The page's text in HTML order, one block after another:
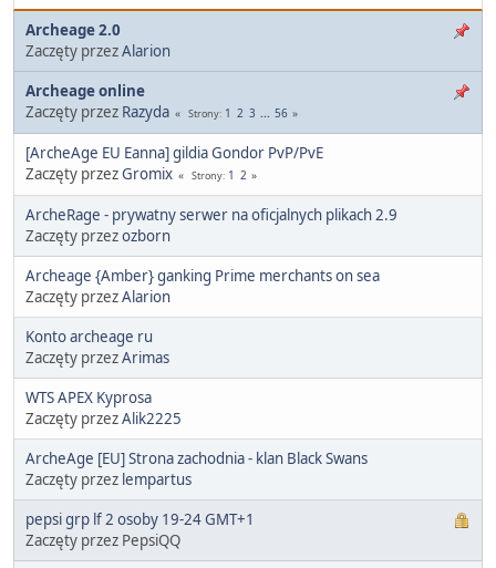
Archeage 2.0
Zaczęty przezAlarion
Archeage online
Zaczęty przez Razyda Strony 1 2 3 ... 56
[ArcheAge EU Eanna] gildia Gondor PvP/PvE
Zaczęty przezGromix Strony 1 2
ArcheRage - prywatny serwer na oficjalnych plikach 2.9
Zaczęty przezozborn
Archeage {Amber} ganking Prime merchants on sea
Zaczęty przezAlarion
Konto archeage ru
Zaczęty przezArimas
WTS APEX Kyprosa
Zaczęty przezAlik2225
ArcheAge [EU] Strona zachodnia - klan Black Swans
Zaczęty przez lempartus
pepsi grp lf 2 osoby 19-24 GMT+1
Zaczęty przez PepsiQQ